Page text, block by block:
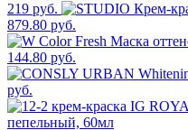
219 руб.
879.80 руб.
144.80 руб.
руб.